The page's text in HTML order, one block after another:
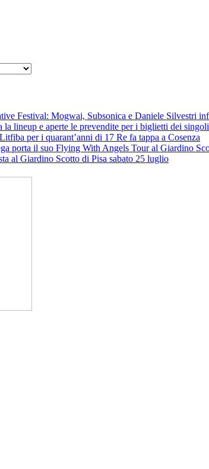
Festival: Mogwai, Subsonica e Daniele Silvestri
lineup e aperte le prevendite per i biglietti dei
per i quarant’anni di 17 Re fa tappa a Cosenza
porta il suo Flying With Angels Tour al Giardino
al Giardino Scotto di Pisa sabato 25 luglio